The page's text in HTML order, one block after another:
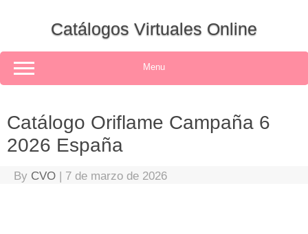
Catálogos Virtuales Online
Menu
Catálogo Oriflame Campaña 6
2026 España
By CVO | 7 de marzo de 2026